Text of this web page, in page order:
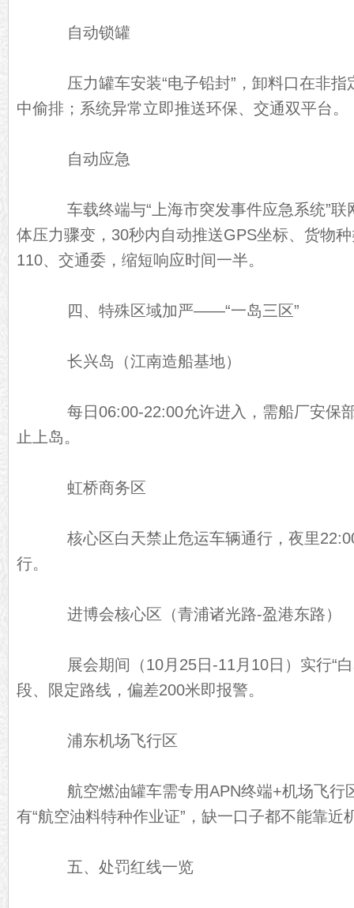
自动锁罐
压力罐车安装“电子铅封”，卸料口在非指
中偷排；系统异常立即推送环保、交通双平台。
自动应急
车载终端与“上海市突发事件应急系统”联
体压力骤变，30秒内自动推送GPS坐标、货物
110、交通委，缩短响应时间一半。
四、特殊区域加严——“一岛三区”
长兴岛（江南造船基地）
每日06:00-22:00允许进入，需船厂安保
止上岛。
虹桥商务区
核心区白天禁止危运车辆通行，夜里
行。
进博会核心区（青浦诸光路-盈港东路）
展会期间（10月25日-11月10日）实行“白
段、限定路线，偏差200米即报警。
浦东机场飞行区
航空燃油罐车需专用APN终端+机场飞行
有“航空油料特种作业证”，缺一口子都不能靠近
五、处罚红线一览